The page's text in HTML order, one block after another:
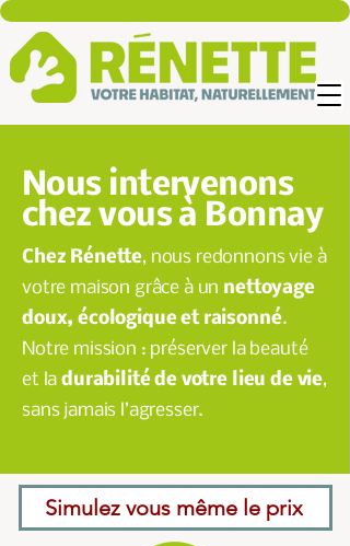
Nous intervenons
chez vous à Bonnay
Chez Rénette, nous redonnons vie à
votre maison grâce à un nettoyage
doux, écologique et raisonné.
Notre mission : préserver la beauté
et ladurabilité de votre lieu de vie,
sans jamais l’agresser.
Simulez vous même le prix